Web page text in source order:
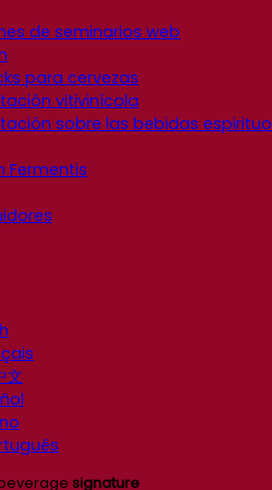
de seminarios web
para cervezas
vitivinícola
sobre las bebidas
Fermentis
文
signature